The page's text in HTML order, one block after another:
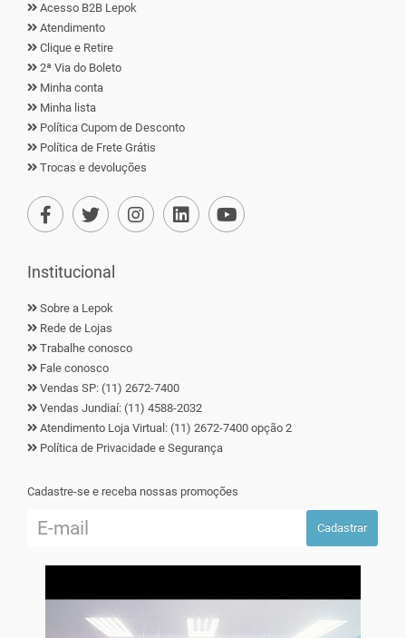
Acesso B2B Lepok
Atendimento
Clique e Retire
2ª Via do Boleto
Minha conta
Minha lista
Política Cupom de Desconto
Política de Frete Grátis
Trocas e devoluções
Institucional
Sobre a Lepok
Rede de Lojas
Trabalhe conosco
Fale conosco
Vendas SP: (11) 2672-7400
Vendas Jundiaí: (11) 4588-2032
Atendimento Loja Virtual: (11) 2672-7400 opção 2
Política de Privacidade e Segurança
Cadastre-se e receba nossas promoções
Cadastrar